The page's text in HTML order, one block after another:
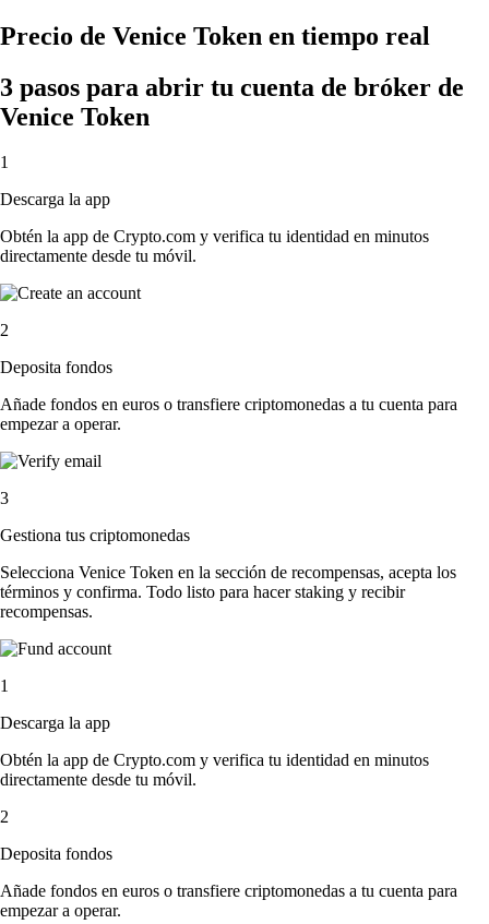
Precio de Venice Token en tiempo real
3 pasos para abrir tu cuenta de bróker de
Venice Token
1
Descarga la app
Obtén la app de Crypto.com y verifica tu identidad en minutos
directamente desde tu móvil.
2
Deposita fondos
Añade fondos en euros o transfiere criptomonedas a tu cuenta para
empezar a operar.
3
Gestiona tus criptomonedas
Selecciona Venice Token en la sección de recompensas, acepta los
términos y confirma. Todo listo para hacer staking y recibir
recompensas.
1
Descarga la app
Obtén la app de Crypto.com y verifica tu identidad en minutos
directamente desde tu móvil.
2
Deposita fondos
Añade fondos en euros o transfiere criptomonedas a tu cuenta para
empezar a operar.